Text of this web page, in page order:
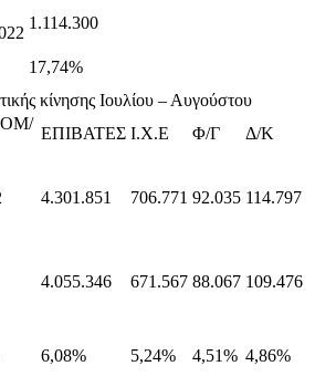
1.114.300
17,74%
κίνησης Ιουλίου – Αυγούστου
ΕΠΙΒΑΤΕΣ Ι.Χ.Ε Φ/Γ
Δ/Κ
4.301.851 706.771 92.035 114.797
4.055.346 671.567 88.067 109.476
6,08% 5,24% 4,51% 4,86%